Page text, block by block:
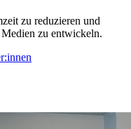
zu reduzieren und
zu entwickeln.